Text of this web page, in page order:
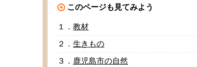
このページも 見てみよう
１． 教材
２． 生きもの
３． 鹿児島市の自然